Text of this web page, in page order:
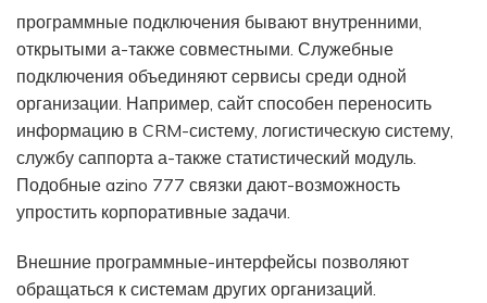
программные подключения бывают внутренними,
открытыми а-также совместными. Служебные
подключения объединяют сервисы среди одной
организации. Например, сайт способен переносить
информацию в CRM-систему, логистическую систему,
службу саппорта а-также статистический модуль.
Подобные azino 777 связки дают-возможность
упростить корпоративные задачи.
Внешние программные-интерфейсы позволяют
обращаться к системам других организаций.